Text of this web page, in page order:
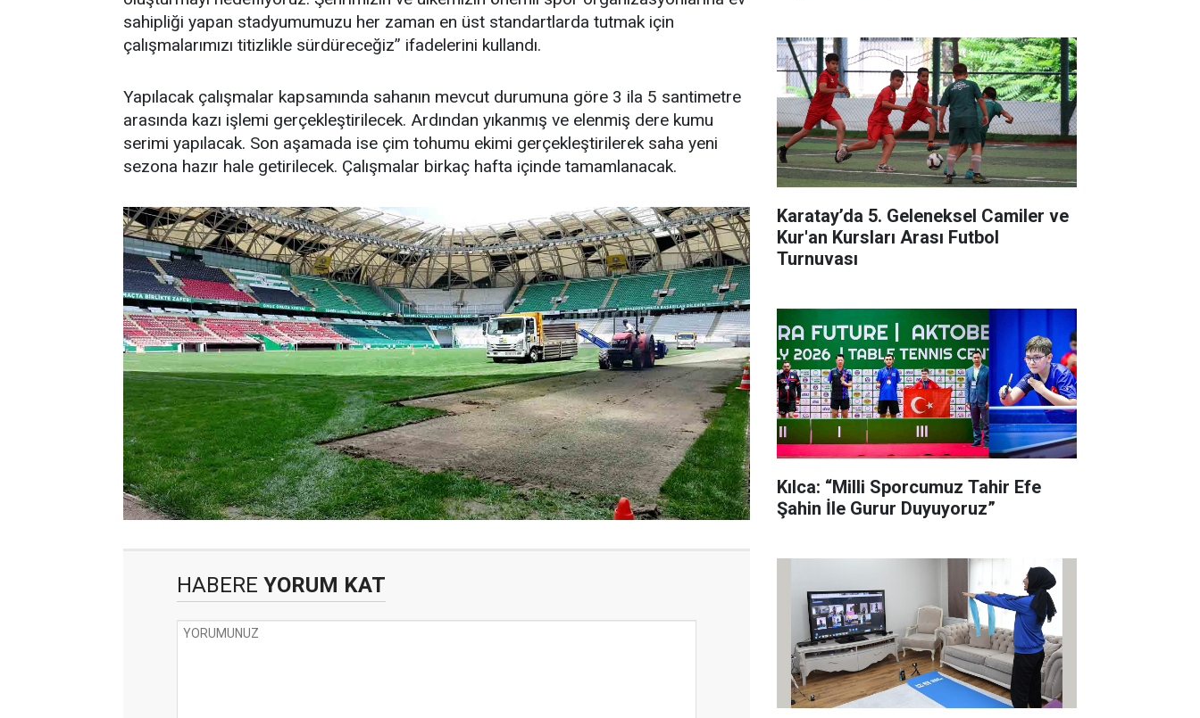
sahipliği yapan stadyumumuzu her zaman en üst standartlarda tutmak için
çalışmalarımızı titizlikle sürdüreceğiz” ifadelerini kullandı.
Yapılacak çalışmalar kapsamında sahanın mevcut durumuna göre 3 ila 5 santimetre
arasında kazı işlemi gerçekleştirilecek. Ardından yıkanmış ve elenmiş dere kumu
serimi yapılacak. Son aşamada ise çim tohumu ekimi gerçekleştirilerek saha yeni
sezona hazır hale getirilecek. Çalışmalar birkaç hafta içinde tamamlanacak.
HABERE YORUM KAT
Karatay’da 5. Geleneksel Camiler ve
Kur'an Kursları Arası Futbol
Turnuvası
Kılca: “Milli Sporcumuz Tahir Efe
Şahin İle Gurur Duyuyoruz”